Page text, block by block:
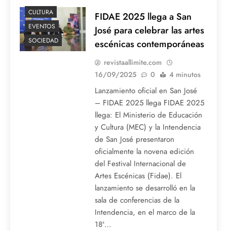
CULTURA
EVENTOS
SOCIEDAD
FIDAE 2025 llega a San
José para celebrar las artes
escénicas contemporáneas
revistaallimite.com
16/09/2025
0 4 minutos
Lanzamiento oficial en San José
– FIDAE 2025 llega FIDAE 2025
llega: El Ministerio de Educación
y Cultura (MEC) y la Intendencia
de San José presentaron
oficialmente la novena edición
del Festival Internacional de
Artes Escénicas (Fidae). El
lanzamiento se desarrolló en la
sala de conferencias de la
Intendencia, en el marco de la
18ª…